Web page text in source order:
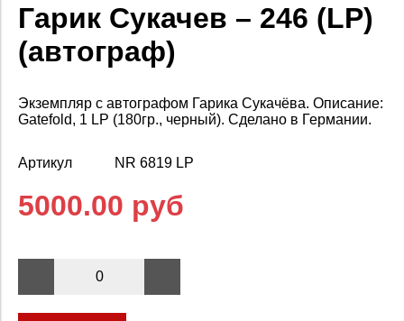
Гарик Сукачев – 246 (LP)
(автограф)
Экземпляр с автографом Гарика Сукачёва. Описание:
Gatefold, 1 LP (180гр., черный). Сделано в Германии.
Артикул NR 6819 LP
5000.00 руб